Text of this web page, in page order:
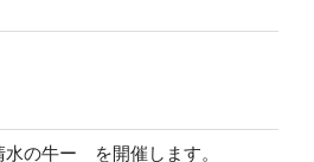
の牛ー を開催します。